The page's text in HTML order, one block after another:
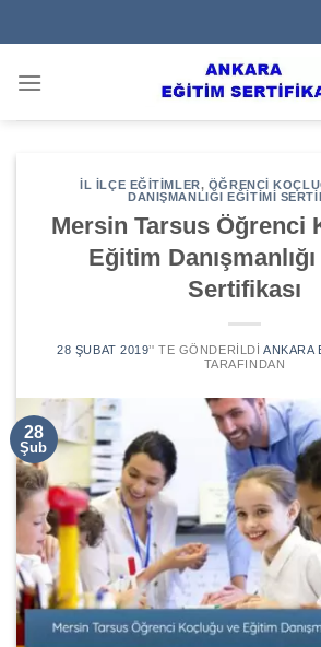
to
İL İLÇE EĞITIMLER, ÖĞRENCI
DANIŞMANLIĞI EĞITIMI
Mersin Tarsus Öğrenci
Eğitim
Sertifikası
28 ŞUBAT 2019’' TE GÖNDERILDI ANKARA
TARAFINDAN
28
Şub